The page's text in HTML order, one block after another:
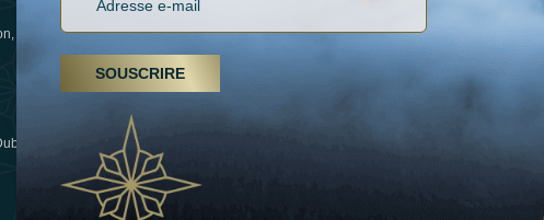
UAE
arabes unis s'imposent comme une
Evasions hivernales pour les voyageurs des
Émirats : redéfinir le voyage de luxe
Inspirations
SOUSCRIRE